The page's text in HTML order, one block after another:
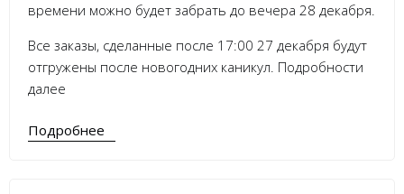
времени можно будет забрать до вечера 28 декабря.
Все заказы, сделанные после 17:00 27 декабря будут
отгружены после новогодних каникул. Подробности
далее
Подробнее